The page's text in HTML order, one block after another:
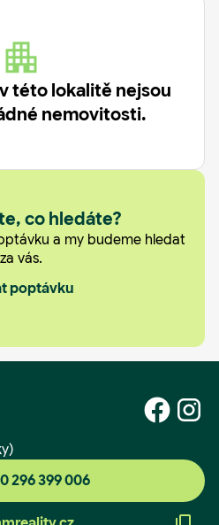
Nejstarší
Nejdražší
této lokalitě nejsou
nemovitosti.
co hledáte?
a my budeme hledat
za vás.
poptávku
296 399 006